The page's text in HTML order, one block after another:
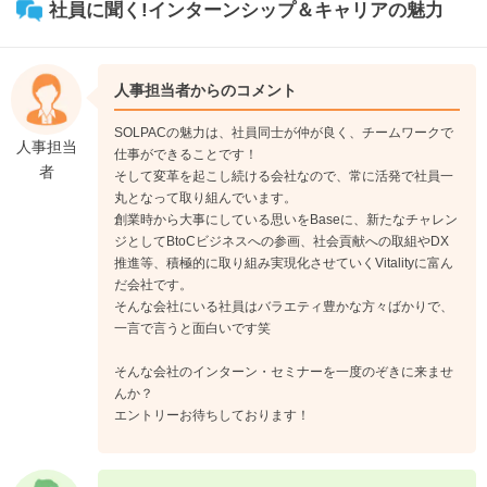
社員に聞く!インターンシップ＆キャリアの魅力
人事担当
者
人事担当者からのコメント
SOLPACの魅力は、社員同士が仲が良く、チームワークで
仕事ができることです！
そして変革を起こし続ける会社なので、常に活発で社員一
丸となって取り組んでいます。
創業時から大事にしている思いをBaseに、新たなチャレン
ジとしてBtoCビジネスへの参画、社会貢献への取組やDX
推進等、積極的に取り組み実現化させていくVitalityに富ん
だ会社です。
そんな会社にいる社員はバラエティ豊かな方々ばかりで、
一言で言うと面白いです笑
そんな会社のインターン・セミナーを一度のぞきに来ませ
んか？
エントリーお待ちしております！